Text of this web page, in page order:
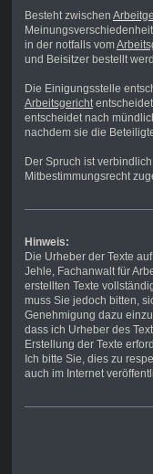
Besteht zwischen
in der notfalls vom
und Beisitzer bestellt
Die Einigungsstelle
Arbeitsgericht
entscheidet nach
nachdem sie die
Der Spruch ist
Mitbestimmungsrecht
Hinweis:
Die Urheber der Texte
Jehle, Fachanwalt für
erstellten Texte
muss Sie jedoch bitten,
Genehmigung dazu
dass ich Urheber des
Erstellung der Texte
Ich bitte Sie, dies zu
auch im Internet